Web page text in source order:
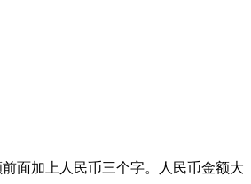
面加上人民币三个字。人民币金额大